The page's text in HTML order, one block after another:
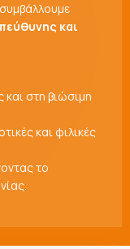
και
στη βιώσιμη
και φιλικές
το